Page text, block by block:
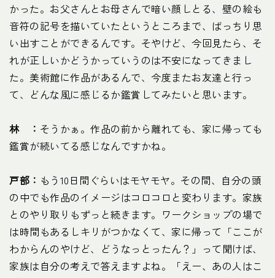
かった。お父さんとお母さんで暗い顔しとる、壁の絵も
音符の記号を描いていたというところまで、ばっちり思
い出すことができるんです。そやけど、今回見たら、そ
れが正しいかどうかっていうのは不安になってきまし
た。美術館に作品があるんで、今度またお友達と行っ
て、どんな風に感じるか鑑賞してみたいと思います。
林 ： そうかぁ。作品の前から離れても、家に帰っても
鑑賞が続いてる感じなんですかね。
戸部： もう10日間ぐらいはモヤモヤ。その間、自分の頭
の中でも作品のイメージはコロコロと変わります。家族
とのやり取りもずっと続きます。ワークショップの場で
は時間もあるしキリがつかなくて、家に帰って「ここが
わからんのやけど、どうなっとったん？」って聞けば、
家族は自分の考えで答えますよね。「えー、あの人はこ